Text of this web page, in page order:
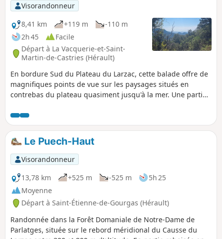
Visorandonneur
8,41 km
+119 m
-110 m
2h 45
Facile
Départ à La Vacquerie-et-Saint-
Martin-de-Castries (Hérault)
En bordure Sud du Plateau du Larzac, cette balade offre de
magnifiques points de vue sur les paysages situés en
contrebas du plateau quasiment jusqu'à la mer. Une partie
couvert végétal reste typique du Sud Larzac (pelouses
sèches et ouvertes avec une flore très riche et variée). Très
fleurie au printemps.
Le Puech-Haut
Visorandonneur
13,78 km
+525 m -525 m
5h 25
Moyenne
Départ à Saint-Étienne-de-Gourgas (Hérault)
Randonnée dans la Forêt Domaniale de Notre-Dame de
Parlatges, située sur le rebord méridional du Causse du